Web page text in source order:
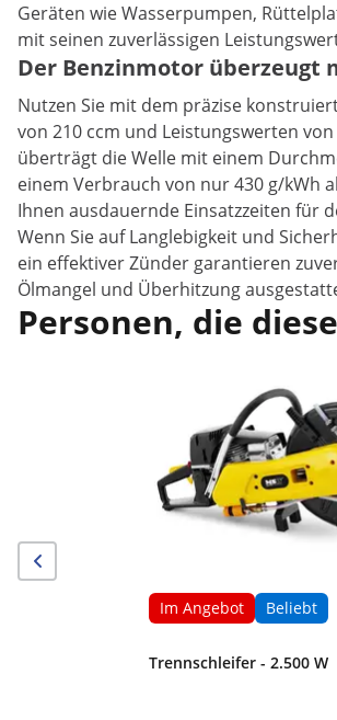
Geräten wie Wasserpumpen,
mit seinen zuverlässigen
Der Benzinmotor überzeugt
Nutzen Sie mit dem präzise
von 210 ccm und Leistungswerten
überträgt die Welle mit einem
einem Verbrauch von nur 430 g/kWh
Ihnen ausdauernde Einsatzzeiten für
Wenn Sie auf Langlebigkeit und
ein effektiver Zünder garantieren
Ölmangel und Überhitzung
Personen, die
Im Angebot Beliebt
Trennschleifer - 2.500 W